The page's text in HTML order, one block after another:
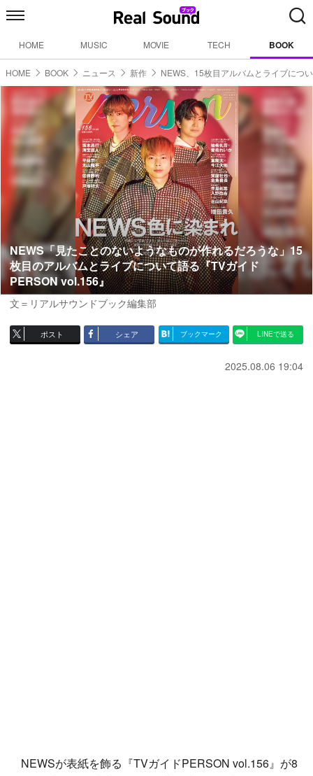
HOME MUSIC MOVIE TECH BOOK
HOME BOOK ニュース 新作 NEWS、15枚目アルバムとライブにつ
NEWS「見たことのないようなものが作れるだろうな」15
枚目のアルバムとライブについて語る『TVガイド
PERSON vol.156』
文＝リアルサウンドブック編集部
ポスト シェア ブックマーク LINEで送る
2025.08.06 19:04
NEWSが表紙を飾る『TVガイドPERSON vol.156』が8